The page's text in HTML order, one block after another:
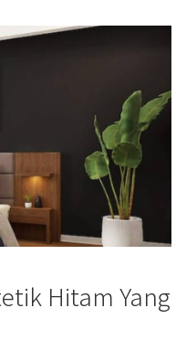
Hitam Yang